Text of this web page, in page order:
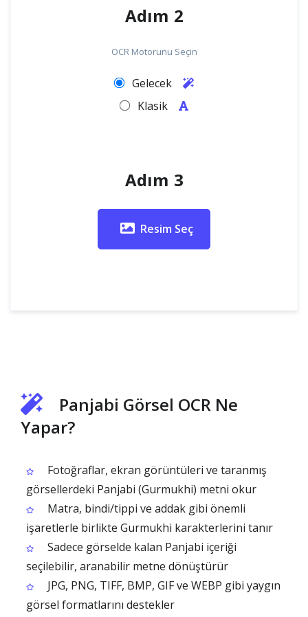
Adım 2
OCR Motorunu Seçin
Gelecek
Klasik
Adım 3
Resim Seç
Panjabi Görsel OCR Ne
Yapar?
Fotoğraflar, ekran görüntüleri ve taranmış
görsellerdeki Panjabi (Gurmukhi) metni okur
Matra, bindi/tippi ve addak gibi önemli
işaretlerle birlikte Gurmukhi karakterlerini tanır
Sadece görselde kalan Panjabi içeriği
seçilebilir, aranabilir metne dönüştürür
JPG, PNG, TIFF, BMP, GIF ve WEBP gibi yaygın
görsel formatlarını destekler